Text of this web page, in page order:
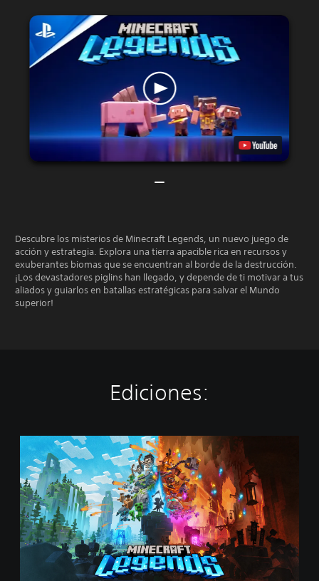
Descubre los misterios de Minecraft Legends, un nuevo juego de
acción y estrategia. Explora una tierra apacible rica en recursos y
exuberantes biomas que se encuentran al borde de la destrucción.
¡Los devastadores piglins han llegado, y depende de ti motivar a tus
aliados y guiarlos en batallas estratégicas para salvar el Mundo
superior!
Ediciones:
n
e
c
r
a
f
t